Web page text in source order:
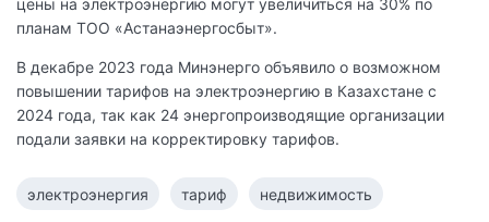
цены на электроэнергию могут увеличиться на 30% по
планам ТОО «Астанаэнергосбыт».
В декабре 2023 года Минэнерго объявило о возможном
повышении тарифов на электроэнергию в Казахстане с
2024 года, так как 24 энергопроизводящие организации
подали заявки на корректировку тарифов.
электроэнергия тариф недвижимость